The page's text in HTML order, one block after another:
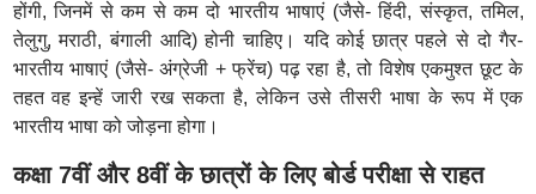
होंगी, जिनमें से कम से कम दो भारतीय भाषाएं (जैसे- हिंदी, संस्कृत, तमिल,
तेलुगु, मराठी, बंगाली आदि) होनी चाहिए। यदि कोई छात्र पहले से दो गैर-
भारतीय भाषाएं (जैसे- अंग्रेजी + फ्रेंच) पढ़ रहा है, तो विशेष एकमुश्त छूट के
तहत वह इन्हें जारी रख सकता है, लेकिन उसे तीसरी भाषा के रूप में एक
भारतीय भाषा को जोड़ना होगा।
कक्षा 7वीं और 8वीं के छात्रों के लिए बोर्ड परीक्षा से राहत